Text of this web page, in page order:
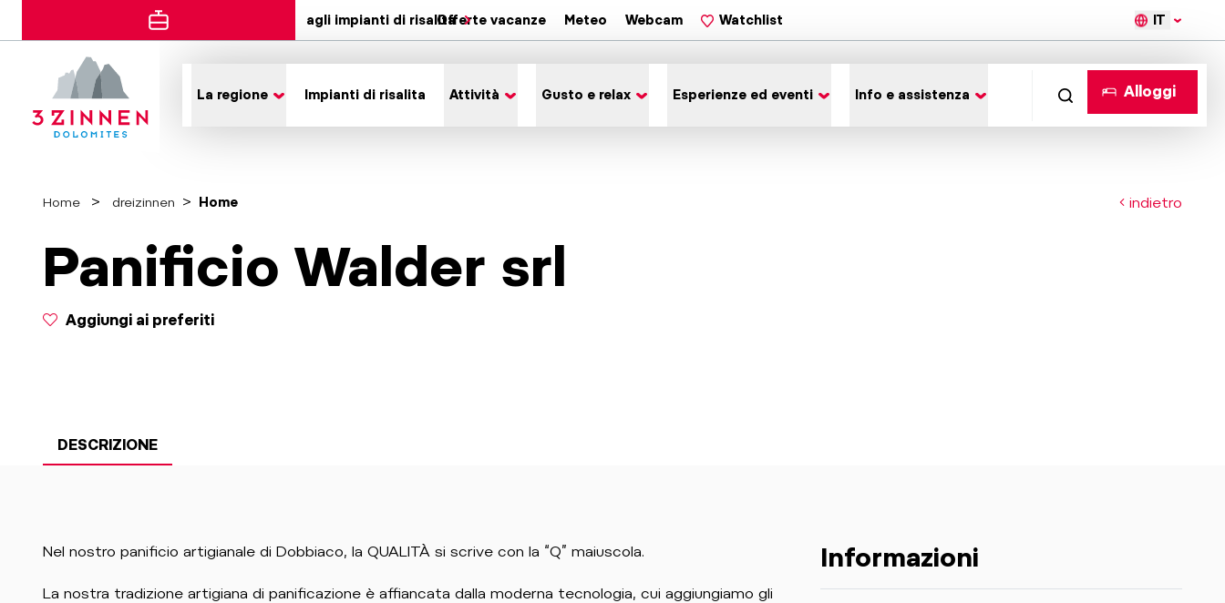
agli impianti di risalitaOfferte vacanze Meteo Webcam Watchlist IT
La regione Impianti di risalita Attività Gusto e relax Esperienze ed eventi Info e assistenza Alloggi
Home dreizinnen Home indietro
Panificio Walder srl
Aggiungi ai preferiti
DESCRIZIONE
Nel nostro panificio artigianale di Dobbiaco, la QUALITÀ si scrive con la “Q” maiuscola.
La nostra tradizione artigiana di panificazione è affiancata dalla moderna tecnologia, cui aggiungiamo gli
Informazioni